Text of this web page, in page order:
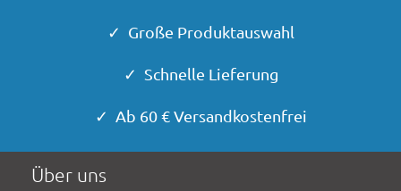
✓ Große Produktauswahl
✓ Schnelle Lieferung
✓ Ab 60 € Versandkostenfrei
Über uns